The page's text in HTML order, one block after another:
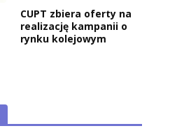
CUPT zbiera oferty na
realizację kampanii o
rynku kolejowym